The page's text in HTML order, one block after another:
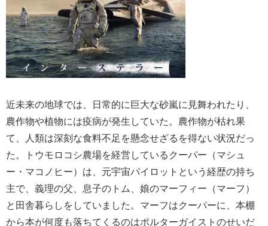
近未来の地球では、日常的に巨大な砂嵐に見舞われたり、
農作物や植物には疫病が発生していた。農作物が枯れ果
て、人類は深刻な食料不足を懸念せざるを得ない状況だっ
た。トウモロコシ農場を経営しているクーパー（マシュ
ー・マコノヒー）は、元宇宙パイロットという経歴の持ち
主で、義理の父、息子のトム、娘のマーフィー（マーフ）
と田舎暮らしをしていました。マーフはクーパーに、本棚
から本が何度も落ちてくるのはポルターガイストのせいだ